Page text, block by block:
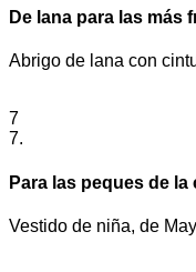
De lana para las más
Abrigo de lana con
7
7.
Para las peques de la
Vestido de niña, de